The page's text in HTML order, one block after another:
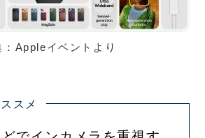
：Appleイベントより
スメ